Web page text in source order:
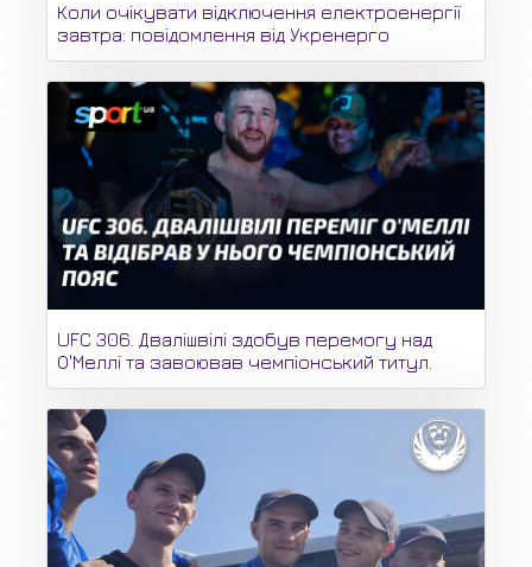
Коли очікувати відключення електроенергії
завтра: повідомлення від Укренерго
UFC 306. Двалішвілі здобув перемогу над
О'Меллі та завоював чемпіонський титул.